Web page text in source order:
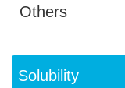
Others
Solubility